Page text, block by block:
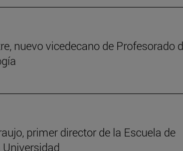
nuevo vicedecano de Profesorado
primer director de la Escuela de